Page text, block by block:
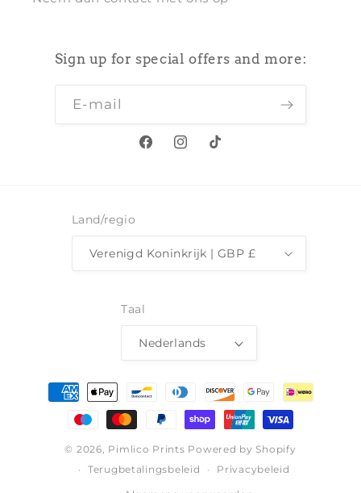
Sign up for special offers and more:
E‑mail
FacebookInstagram
TikTok
Land/regio
Verenigd Koninkrijk | GBP £
Taal
Nederlands
Betaalmethoden
© 2026, Pimlico Prints Powered by Shopify
Terugbetalingsbeleid
Privacybeleid